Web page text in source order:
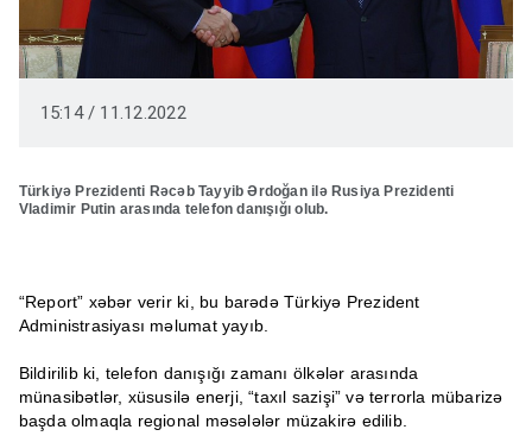
15:14 / 11.12.2022
Türkiyə Prezidenti Rəcəb Tayyib Ərdoğan ilə Rusiya Prezidenti
Vladimir Putin arasında telefon danışığı olub.
“Report” xəbər verir ki, bu barədə Türkiyə Prezident
Administrasiyası məlumat yayıb.
Bildirilib ki, telefon danışığı zamanı ölkələr arasında
münasibətlər, xüsusilə enerji, “taxıl sazişi” və terrorla mübarizə
başda olmaqla regional məsələlər müzakirə edilib.